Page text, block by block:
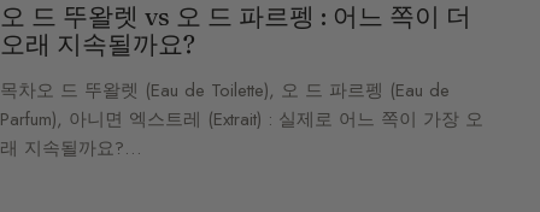
오 드 뚜왈렛 vs 오 드 파르펭 : 어느 쪽이 더
오래 지속될까요?
목차오 드 뚜왈렛 (Eau de Toilette), 오 드 파르펭 (Eau de
Parfum), 아니면 엑스트레 (Extrait) : 실제로 어느 쪽이 가장 오
래 지속될까요?…